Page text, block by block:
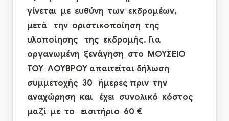
γίνεται με ευθύνη των εκδρομέων,
μετά την οριστικοποίηση της
υλοποίησης της εκδρομής. Για
οργανωμένη ξενάγηση στο ΜΟΥΣΕΙΟ
ΤΟΥ ΛΟΥΒΡΟΥ απαιτείται δήλωση
συμμετοχής 30 ήμερες πριν την
αναχώρηση και έχει συνολικό κόστος
μαζί με το εισιτήριο 60 €